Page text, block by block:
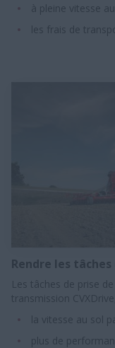
à pleine vitesse
les frais de
Rendre les
Les tâches de prise
transmission
la vitesse au sol
plus de